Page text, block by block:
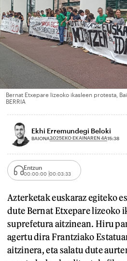
Bernat Etxepare lizeoko ikasleen protesta,
BERRIA
Ekhi Erremundegi Beloki
BAIONA2025EKO EKAINAREN 4A15:38
Entzun
00:00:00 00:03:33
Azterketak euskaraz egiteko
dute Bernat Etxepare lizeoko
suprefetura aitzinean. Hiru
agertu dira Frantziako
aitzinera, eta salatu dute